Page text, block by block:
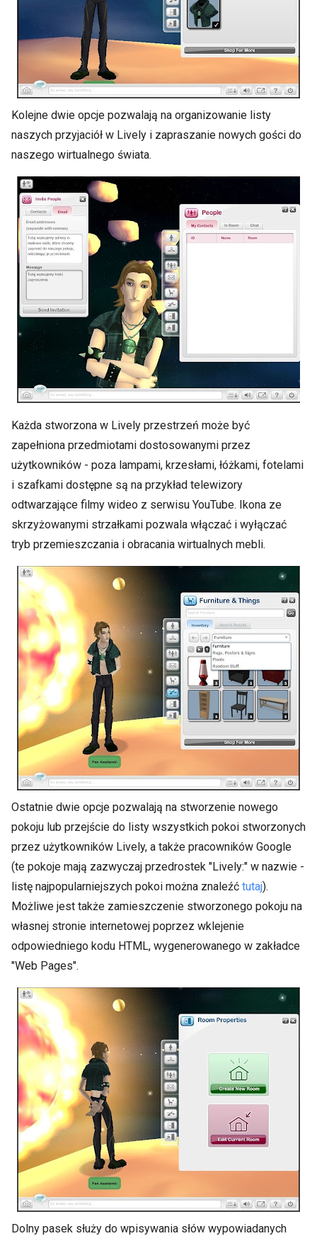
Kolejne dwie opcje pozwalają na organizowanie listy
naszych przyjaciół w Lively i zapraszanie nowych gości do
naszego wirtualnego świata.
Każda stworzona w Lively przestrzeń może być
zapełniona przedmiotami dostosowanymi przez
użytkowników - poza lampami, krzesłami, łóżkami, fotelami
i szafkami dostępne są na przykład telewizory
odtwarzające filmy wideo z serwisu YouTube. Ikona ze
skrzyżowanymi strzałkami pozwala włączać i wyłączać
tryb przemieszczania i obracania wirtualnych mebli.
Ostatnie dwie opcje pozwalają na stworzenie nowego
pokoju lub przejście do listy wszystkich pokoi stworzonych
przez użytkowników Lively, a także pracowników Google
(te pokoje mają zazwyczaj przedrostek "Lively:" w nazwie -
listę najpopularniejszych pokoi można znaleźć tutaj).
Możliwe jest także zamieszczenie stworzonego pokoju na
własnej stronie internetowej poprzez wklejenie
odpowiedniego kodu HTML, wygenerowanego w zakładce
"Web Pages".
Dolny pasek służy do wpisywania słów wypowiadanych